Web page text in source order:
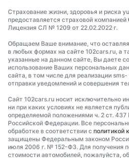
Страхование жизни, здоровья и риска
предоставляется страховой компанией
Лицензия СЛ № 1209 от 22.02.2022 г.
Обращаем Ваше внимание, что
в любых формах на сайте 102cars.ru, а
указанные на данном сайте, Вы даете
использование Ваших персональных
сайта, в том числе для реализации
отправки уведомлений и совершения
Сайт 102cars.ru носит исключительно
ни при каких условиях не является
определяемой положениями ч. 2 ст. 437
Российской Федерации. Все
обработке в соответствии с политикой
защищены Федеральным законом
июля 2006 г. № 152-ФЗ. Для получения
стоимости автомобилей, пожалуйста,